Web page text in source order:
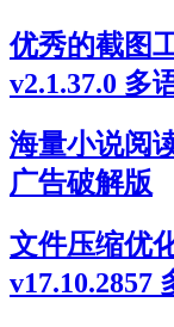
优秀的截图
v2.1.37.0 多
海量小说阅
广告破解版
文件压缩优
v17.10.2857